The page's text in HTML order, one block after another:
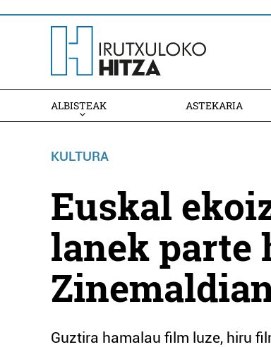
ALBISTEAK ASTEKARIA
KULTURA
Euskal
lanek parte
Guztira hamalau film luze, hiru